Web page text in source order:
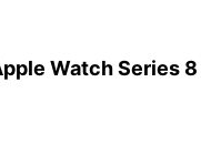
Watch Series 8